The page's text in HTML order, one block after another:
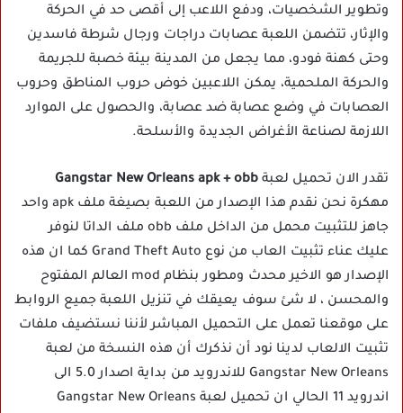
وتطوير الشخصيات، ودفع اللاعب إلى أقصى حد في الحركة
والإثار، تتضمن اللعبة عصابات دراجات ورجال شرطة فاسدين
وحتى كهنة فودو، مما يجعل من المدينة بيئة خصبة للجريمة
والحركة الملحمية، يمكن اللاعبين خوض حروب المناطق وحروب
العصابات في وضع عصابة ضد عصابة، والحصول على الموارد
اللازمة لصناعة الأغراض الجديدة والأسلحة.
تقدر الان تحميل لعبة Gangstar New Orleans apk + obb
مهكرة نحن نقدم هذا الإصدار من اللعبة بصيغة ملف apk واحد
جاهز للتثبيت محمل من الداخل ملف obb ملف الداتا لنوفر
عليك عناء تثبيت العاب من نوع Grand Theft Auto كما ان هذه
الإصدار هو الاخير محدث ومطور بنظام mod العالم المفتوح
والمحسن ، لا شئ سوف يعيقك في تنزيل اللعبة جميع الروابط
على موقعنا تعمل على التحميل المباشر لأننا نستضيف ملفات
تثبيت الالعاب لدينا نود أن نذكرك أن هذه النسخة من لعبة
Gangstar New Orleans للاندرويد من بداية اصدار 5.0 الى
اندرويد 11 الحالي ان تحميل لعبة Gangstar New Orleans